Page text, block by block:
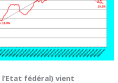
fédéral) vient